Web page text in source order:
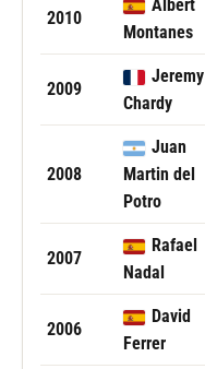
2010
Albert
Montanes
2009
Jeremy
Chardy
2008
Juan
Martin del
Potro
2007
Rafael
Nadal
2006
David
Ferrer